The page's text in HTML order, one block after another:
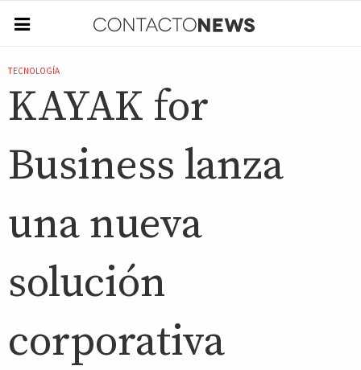
TECNOLOGÍA
KAYAK for
Business lanza
una nueva
solución
corporativa